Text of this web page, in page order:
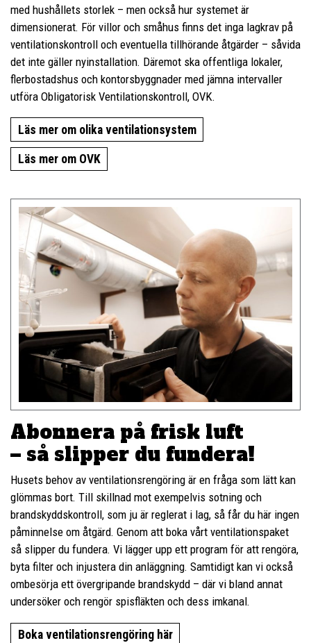
med hushållets storlek – men också hur systemet är
dimensionerat. För villor och småhus finns det inga lagkrav på
ventilationskontroll och eventuella tillhörande åtgärder – såvida
det inte gäller nyinstallation. Däremot ska offentliga lokaler,
flerbostadshus och kontorsbyggnader med jämna intervaller
utföra Obligatorisk Ventilationskontroll, OVK.
Läs mer om olika ventilationsystem
Läs mer om OVK
Abonnera på frisk luft
– så slipper du fundera!
Husets behov av ventilationsrengöring är en fråga som lätt kan
glömmas bort. Till skillnad mot exempelvis sotning och
brandskyddskontroll, som ju är reglerat i lag, så får du här ingen
påminnelse om åtgärd. Genom att boka vårt ventilationspaket
så slipper du fundera. Vi lägger upp ett program för att rengöra,
byta filter och injustera din anläggning. Samtidigt kan vi också
ombesörja ett övergripande brandskydd – där vi bland annat
undersöker och rengör spisfläkten och dess imkanal.
Boka ventilationsrengöring här